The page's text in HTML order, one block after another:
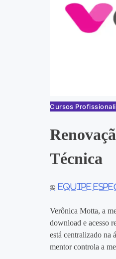
Cursos
Técnica
Equipe
Verônica Motta, a
download e acesso
está centralizado na
mentor controla a